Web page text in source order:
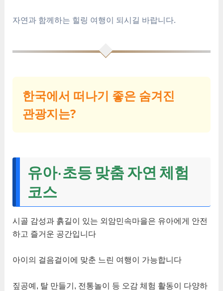
자연과 함께하는 힐링 여행이 되시길 바랍니다.
한국에서 떠나기 좋은 숨겨진
관광지는?
유아·초등 맞춤 자연 체험
코스
시골 감성과 흙길이 있는 외암민속마을은 유아에게 안전
하고 즐거운 공간입니다
아이의 걸음걸이에 맞춘 느린 여행이 가능합니다
짚공예, 탈 만들기, 전통놀이 등 오감 체험 활동이 다양하